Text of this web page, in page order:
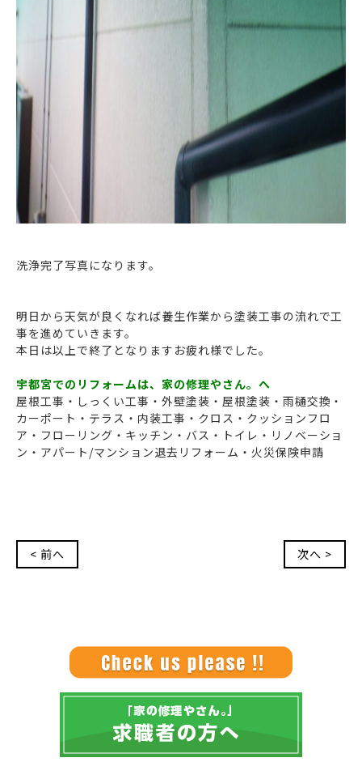
洗浄完了写真になります。
明日から天気が良くなれば養生作業から塗装工事の流れで工
事を進めていきます。
本日は以上で終了となりますお疲れ様でした。
宇都宮でのリフォームは、家の修理やさん。へ
屋根工事・しっくい工事・外壁塗装・屋根塗装・雨樋交換・
カーポート・テラス・内装工事・クロス・クッションフロ
ア・フローリング・キッチン・バス・トイレ・リノベーショ
ン・アパート/マンション退去リフォーム・火災保険申請
< 前へ 次へ >